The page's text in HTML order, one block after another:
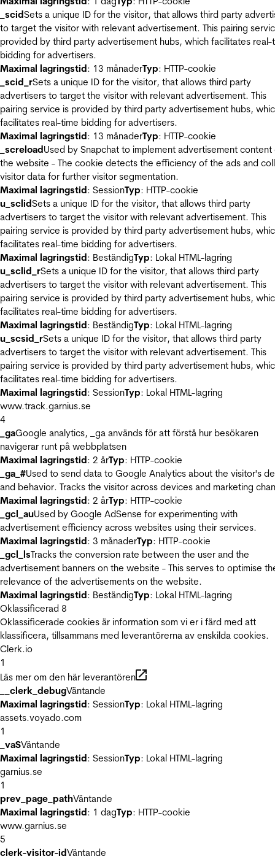
_scidSets a unique ID for the visitor, that allows third party
to target the visitor with relevant advertisement. This pairing
provided by third party advertisement hubs, which facilitates real-
bidding for advertisers.
Maximal lagringstid: 13 månaderTyp: HTTP-cookie
_scid_rSets a unique ID for the visitor, that allows third party
advertisers to target the visitor with relevant advertisement. This
pairing service is provided by third party advertisement hubs,
facilitates real-time bidding for advertisers.
Maximal lagringstid: 13 månaderTyp: HTTP-cookie
_screloadUsed by Snapchat to implement advertisement content
the website - The cookie detects the efficiency of the ads and
visitor data for further visitor segmentation.
Maximal lagringstid: SessionTyp: HTTP-cookie
u_sclidSets a unique ID for the visitor, that allows third party
advertisers to target the visitor with relevant advertisement. This
pairing service is provided by third party advertisement hubs,
facilitates real-time bidding for advertisers.
Maximal lagringstid: BeständigTyp: Lokal HTML-lagring
u_sclid_rSets a unique ID for the visitor, that allows third party
advertisers to target the visitor with relevant advertisement. This
pairing service is provided by third party advertisement hubs,
facilitates real-time bidding for advertisers.
Maximal lagringstid: BeständigTyp: Lokal HTML-lagring
u_scsid_rSets a unique ID for the visitor, that allows third party
advertisers to target the visitor with relevant advertisement. This
pairing service is provided by third party advertisement hubs,
facilitates real-time bidding for advertisers.
Maximal lagringstid: SessionTyp: Lokal HTML-lagring
www.track.garnius.se
4
_gaGoogle analytics, _ga används för att förstå hur besökaren
navigerar runt på webbplatsen
Maximal lagringstid: 2 årTyp: HTTP-cookie
_ga_#Used to send data to Google Analytics about the visitor's
and behavior. Tracks the visitor across devices and marketing
Maximal lagringstid: 2 årTyp: HTTP-cookie
_gcl_auUsed by Google AdSense for experimenting with
advertisement efficiency across websites using their services.
Maximal lagringstid: 3 månaderTyp: HTTP-cookie
_gcl_lsTracks the conversion rate between the user and the
advertisement banners on the website - This serves to optimise
relevance of the advertisements on the website.
Maximal lagringstid: BeständigTyp: Lokal HTML-lagring
Oklassificerad 8
Oklassificerade cookies är information som vi er i färd med att
klassificera, tillsammans med leverantörerna av enskilda cookies.
Clerk.io
1
Läs mer om den här leverantören
__clerk_debugVäntande
Maximal lagringstid: SessionTyp: Lokal HTML-lagring
assets.voyado.com
1
_vaSVäntande
Maximal lagringstid: SessionTyp: Lokal HTML-lagring
garnius.se
1
prev_page_pathVäntande
Maximal lagringstid: 1 dagTyp: HTTP-cookie
www.garnius.se
5
clerk-visitor-idVäntande